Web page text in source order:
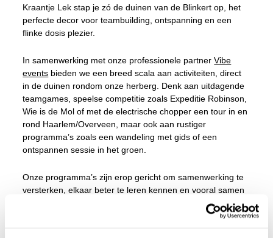
Kraantje Lek stap je zó de duinen van de Blinkert op, het
perfecte decor voor teambuilding, ontspanning en een
flinke dosis plezier.
In samenwerking met onze professionele partnerVibe
events bieden we een breed scala aan activiteiten, direct
in de duinen rondom onze herberg. Denk aan uitdagende
teamgames, speelse competitie zoals Expeditie Robinson,
Wie is de Mol of met de electrische chopper een tour in en
rond Haarlem/Overveen, maar ook aan rustiger
programma’s zoals een wandeling met gids of een
ontspannen sessie in het groen.
Onze programma’s zijn erop gericht om samenwerking te
versterken, elkaar beter te leren kennen en vooral samen
een goede dag te hebben. En werkt het weer een keer niet
mee? Dan verplaatsen we moeiteloos naar binnen,
bijvoorbeeld in het Tuighuis. Zo gaat jullie teamdag altijd